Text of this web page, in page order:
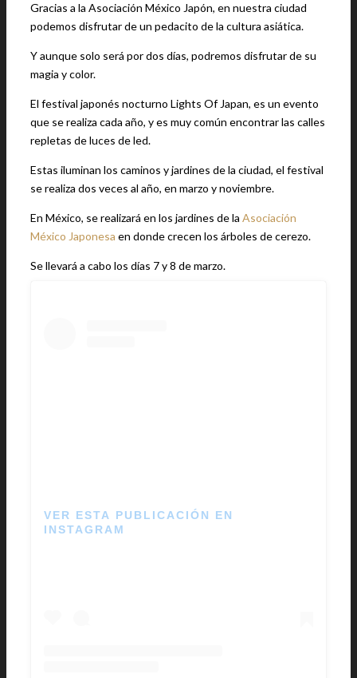
Gracias a la Asociación México Japón, en nuestra ciudad
podemos disfrutar de un pedacito de la cultura asiática.
Y aunque solo será por dos días, podremos disfrutar de su
magia y color.
El festival japonés nocturno Lights Of Japan, es un evento
que se realiza cada año, y es muy común encontrar las calles
repletas de luces de led.
Estas iluminan los caminos y jardines de la ciudad, el festival
se realiza dos veces al año, en marzo y noviembre.
En México, se realizará en los jardines de la Asociación
México Japonesa en donde crecen los árboles de cerezo.
Se llevará a cabo los días 7 y 8 de marzo.
VER ESTA PUBLICACIÓN EN
INSTAGRAM